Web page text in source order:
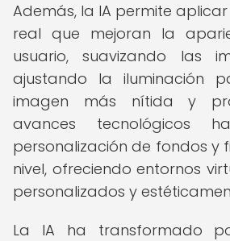
Además, la IA permite
real que mejoran la
usuario, suavizando las
ajustando la iluminación
imagen más nítida y
avances tecnológicos
personalización de fondos y
nivel, ofreciendo entornos
personalizados y
La IA ha transformado